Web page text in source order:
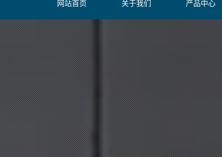
网站首页 关于我们 产品中心